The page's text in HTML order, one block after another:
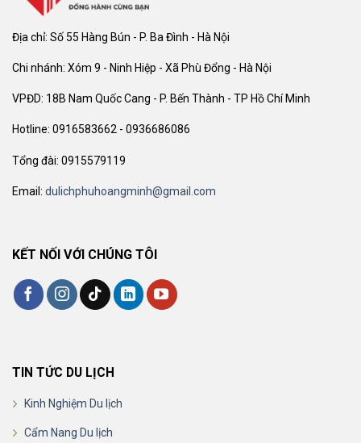
Địa chỉ: Số 55 Hàng Bún - P. Ba Đình - Hà Nội
Chi nhánh: Xóm 9 - Ninh Hiệp - Xã Phù Đổng - Hà Nội
VPĐD: 18B Nam Quốc Cang - P. Bến Thành - TP Hồ Chí Minh
Hotline: 0916583662 - 0936686086
Tổng đài: 0915579119
Email: dulichphuhoangminh@gmail.com
KẾT NỐI VỚI CHÚNG TÔI
TIN TỨC DU LỊCH
Kinh Nghiệm Du lịch
Cẩm Nang Du lịch